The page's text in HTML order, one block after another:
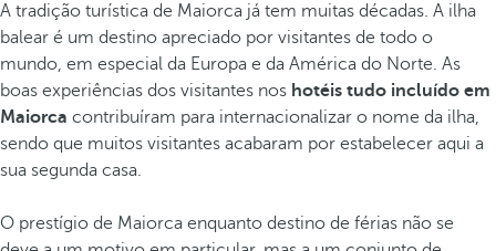
A tradição turística de Maiorca já tem muitas décadas. A ilha
balear é um destino apreciado por visitantes de todo o
mundo, em especial da Europa e da América do Norte. As
boas experiências dos visitantes nos hotéis tudo incluído em
Maiorca contribuíram para internacionalizar o nome da ilha,
sendo que muitos visitantes acabaram por estabelecer aqui a
sua segunda casa.
O prestígio de Maiorca enquanto destino de férias não se